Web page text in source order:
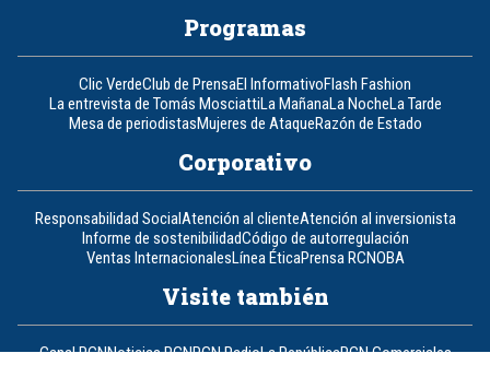
Programas
Clic VerdeClub de PrensaEl InformativoFlash Fashion
La entrevista de Tomás MosciattiLa MañanaLa NocheLa Tarde
Mesa de periodistasMujeres de AtaqueRazón de Estado
Corporativo
Responsabilidad SocialAtención al clienteAtención al inversionista
Informe de sostenibilidadCódigo de autorregulación
Ventas InternacionalesLínea ÉticaPrensa RCNOBA
Visite también
Canal RCNNoticias RCNRCN RadioLa RepúblicaRCN Comerciales